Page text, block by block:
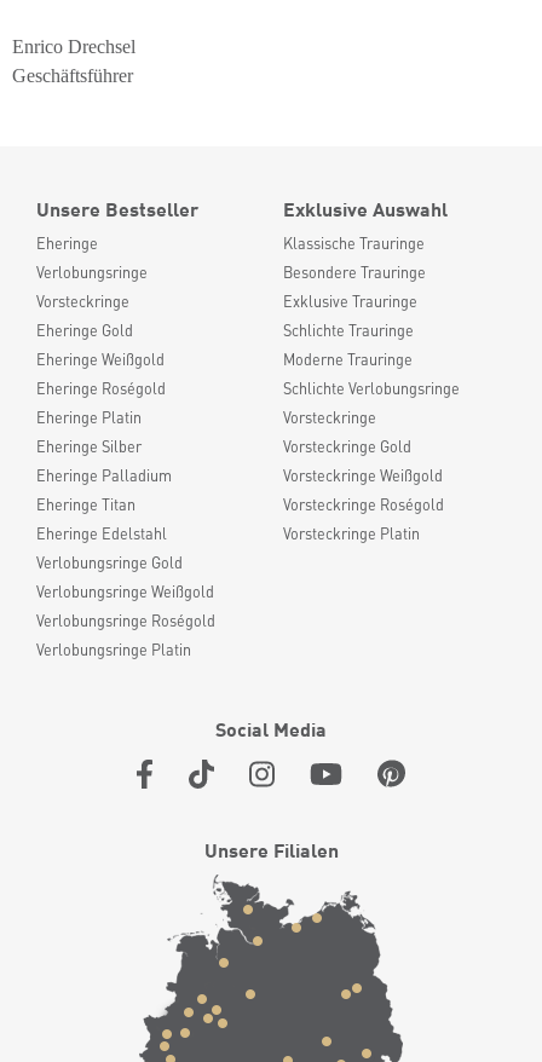
Enrico Drechsel
Geschäftsführer
Unsere Bestseller
Eheringe
Verlobungsringe
Vorsteckringe
Eheringe Gold
Eheringe Weißgold
Eheringe Roségold
Eheringe Platin
Eheringe Silber
Eheringe Palladium
Eheringe Titan
Eheringe Edelstahl
Verlobungsringe Gold
Verlobungsringe Weißgold
Verlobungsringe Roségold
Verlobungsringe Platin
Exklusive Auswahl
Klassische Trauringe
Besondere Trauringe
Exklusive Trauringe
Schlichte Trauringe
Moderne Trauringe
Schlichte Verlobungsringe
Vorsteckringe
Vorsteckringe Gold
Vorsteckringe Weißgold
Vorsteckringe Roségold
Vorsteckringe Platin
Social Media
Unsere Filialen